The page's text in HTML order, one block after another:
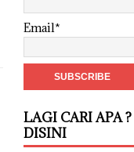
Email*
LAGI CARI APA
DISINI